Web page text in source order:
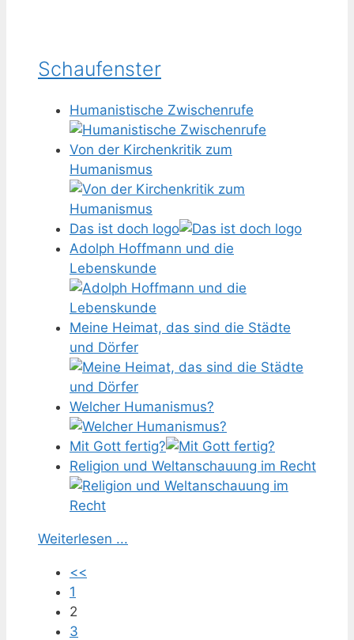
Schaufenster
Humanistische Zwischenrufe
Von der Kirchenkritik zum
Humanismus
Das ist doch logo
Adolph Hoffmann und die
Lebenskunde
Meine Heimat, das sind die Städte
und Dörfer
Welcher Humanismus?
Mit Gott fertig?
Religion und Weltanschauung im Recht
Weiterlesen ...
<<
1
2
3